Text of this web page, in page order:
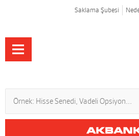
Saklama Şubesi